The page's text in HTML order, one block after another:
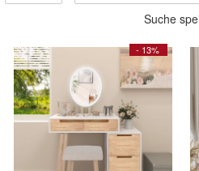
Suche
- 13%